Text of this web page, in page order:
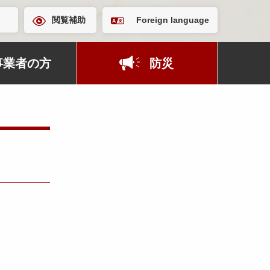
閲覧補助 Foreign language
業者の方 防災